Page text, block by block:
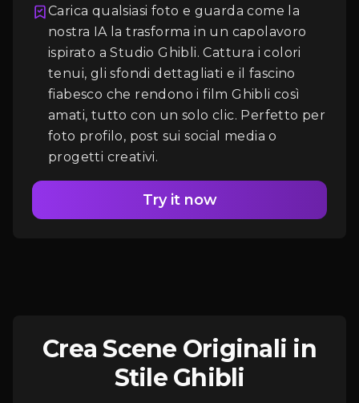
Carica qualsiasi foto e guarda come la
nostra IA la trasforma in un capolavoro
ispirato a Studio Ghibli. Cattura i colori
tenui, gli sfondi dettagliati e il fascino
fiabesco che rendono i film Ghibli così
amati, tutto con un solo clic. Perfetto per
foto profilo, post sui social media o
progetti creativi.
Try it now
Accesso
Crea Scene Originali in
Stile Ghibli